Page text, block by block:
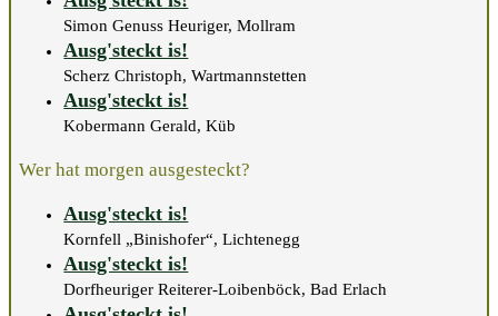
Simon Genuss Heuriger, Mollram
Ausg'steckt is!
Scherz Christoph, Wartmannstetten
Ausg'steckt is!
Kobermann Gerald, Küb
Wer hat morgen ausgesteckt?
Ausg'steckt is!
Kornfell „Binishofer“, Lichtenegg
Ausg'steckt is!
Dorfheuriger Reiterer-Loibenböck, Bad Erlach